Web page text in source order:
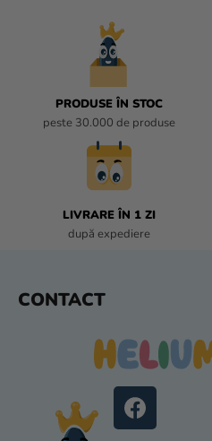
PRODUSE ÎN STOC
peste 30.000 de produse
LIVRARE ÎN 1 ZI
după expediere
CONTACT